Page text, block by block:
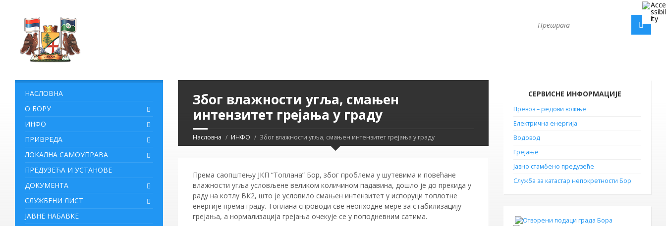
Због влажности угља, смањен
интензитет грејања у граду
Насловна ИНФО Због влажности угља, смањен интензитет грејања у граду
Према саопштењу ЈКП “Топлана” Бор, због проблема у шутевима и повећане
влажности угља условљене великом количином падавина, дошло је до прекида у
раду на котлу ВК2, што је условило смањен интензитет у испоруци топлотне
енергије према граду. Топлана спроводи све неопходне мере за стабилизацију
грејања, а нормализација грејања очекује се у поподневним сатима.
НАСЛОВНА
О БОРУ
ИНФО
ПРИВРЕДА
ЛОКАЛНА САМОУПРАВА
ПРЕДУЗЕЋА И УСТАНОВЕ
ДОКУМЕНТА
СЛУЖБЕНИ ЛИСТ
ЈАВНЕ НАБАВКЕ
СЕРВИСНЕ ИНФОРМАЦИЈЕ
Превоз – редови вожње
Електрична енергија
Водовод
Грејање
Јавно стамбено предузеће
Служба за катастар непокретности Бор